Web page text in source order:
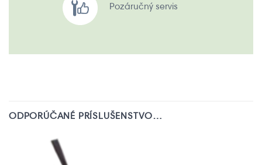
Pozáručný servis
ODPORÚČANÉ PRÍSLUŠENSTVO…